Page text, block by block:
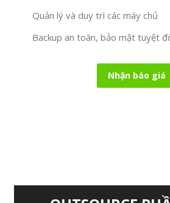
Quản lý và duy trì các máy chủ
Backup an toàn, bảo mật tuyệt
Nhận báo giá